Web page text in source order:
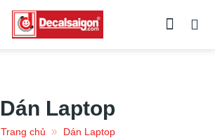
Dán Laptop
Trang chủ » Dán Laptop